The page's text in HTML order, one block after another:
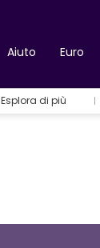
Aiuto Euro
Esplora di più